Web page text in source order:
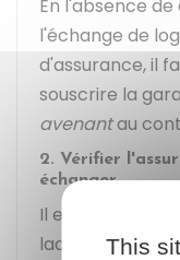
En l'absence
l'échange de
d'assurance, il
souscrire la
avenantau
2. Vérifier
échanger
Il est important
laquelleThis